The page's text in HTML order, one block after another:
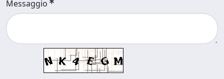
Messaggio